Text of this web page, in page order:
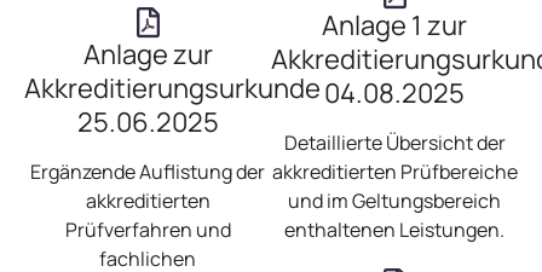
Anlage zur
Akkreditierungsurkunde
25.06.2025
Ergänzende Auflistung der
akkreditierten
Prüfverfahren und
fachlichen
Anlage 1 zur
04.08.2025
Detaillierte Übersicht der
akkreditierten Prüfbereiche
und im Geltungsbereich
enthaltenen Leistungen.